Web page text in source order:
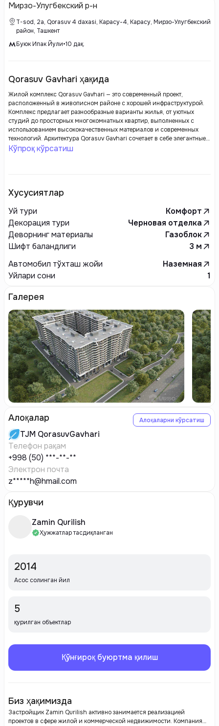
Мирзо-Улугбекский р-н
T-sod, 2а, Qorasuv 4 daxasi, Карасу-4, Карасу, Мирзо-Улугбекский
район, Ташкент
Буюк Ипак Йули•10 дақ.
Qorasuv Gavhari ҳақида
Жилой комплекс Qorasuv Gavhari — это современный проект,
расположенный в живописном районе с хорошей инфраструктурой.
Комплекс предлагает разнообразные варианты жилья, от уютных
студий до просторных многокомнатных квартир, выполненных с
использованием высококачественных материалов и современных
технологий. Архитектура Qorasuv Gavhari сочетает в себе элегантные
линии и функциональность, обеспечивая жильцам комфортные
Qorasuv Gavhari привлекательным местом для жизни как для
молодежи, так и для семей с детьми.
Кўпроқ кўрсатиш
Хусусиятлар
Уй тури
Комфорт
Декорация тури
Черновая отделка
Деворнинг материалы
Газоблок
Шифт баландлиги
3 м
Автомобил тўхташ жойи
Наземная
Уйлари сони
1
Галерея
Алоқалар Алоқаларни кўрсатиш
TJM QorasuvGavhari
Телефон рақам
+998 (50) ***-**-**
Электрон почта
z*****h@hmail.com
Қурувчи
Zamin Qurilish
Ҳужжатлар тасдиқланган
2014
Асос солинган йил
5
қурилган объектлар
Қўнғироқ буюртма қилиш
Биз ҳақимизда
Застройщик Zamin Qurilish активно занимается реализацией
проектов в сфере жилой и коммерческой недвижимости. Компания